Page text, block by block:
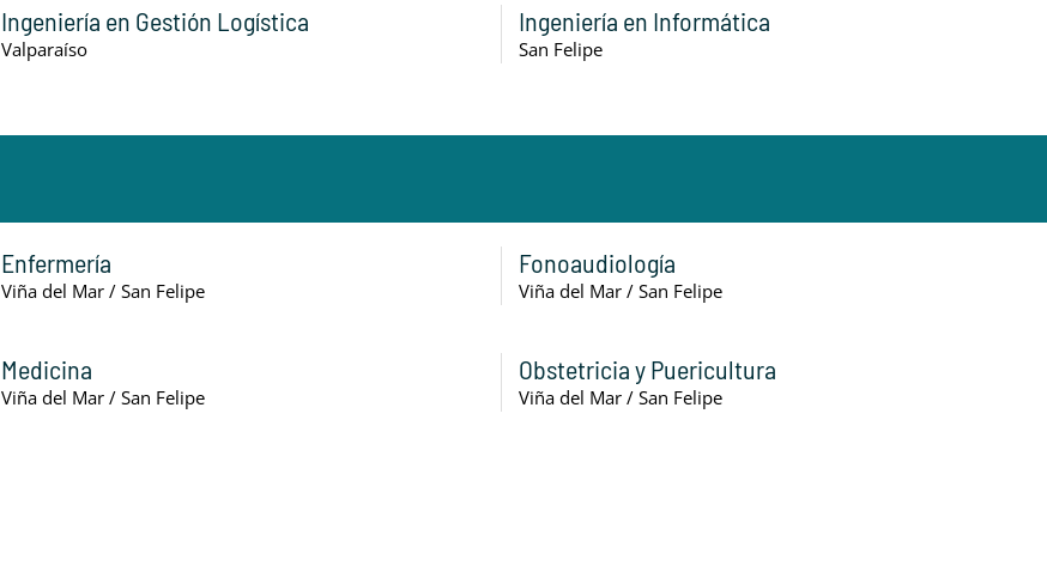
Ingeniería en Gestión Logística
Valparaíso
Ingeniería en Informática
San Felipe
Enfermería
Viña del Mar / San Felipe
Fonoaudiología
Viña del Mar / San Felipe
Medicina
Viña del Mar / San Felipe
Obstetricia y Puericultura
Viña del Mar / San Felipe